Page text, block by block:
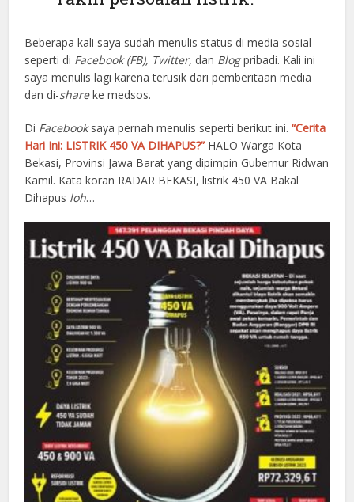
Beberapa kali saya sudah menulis status di media sosial
seperti di Facebook (FB), Twitter, dan Blogpribadi. Kali ini
saya menulis lagi karena terusik dari pemberitaan media
dan di-shareke medsos.
Di Facebooksaya pernah menulis seperti berikut ini.“Cerita
Hari Ini: LISTRIK 450 VA DIHAPUS?” HALO Warga Kota
Bekasi, Provinsi Jawa Barat yang dipimpin Gubernur Ridwan
Kamil. Kata koran RADAR BEKASI, listrik 450 VA Bakal
Dihapus loh…